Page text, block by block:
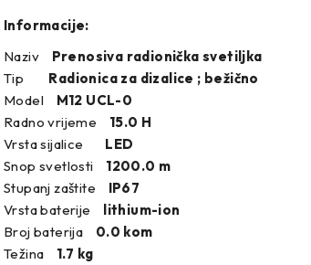
Informacije:
Naziv
Prenosiva radionička svetiljka
Tip
Radionica za dizalice ; bežično
Model
M12 UCL-0
Radno vrijeme 15.0 H
Vrsta sijalice
LED
Snop svetlosti 1200.0 m
Stupanj zaštite IP67
Vrsta baterije
lithium-ion
Broj baterija 0.0 kom
Težina
1.7 kg